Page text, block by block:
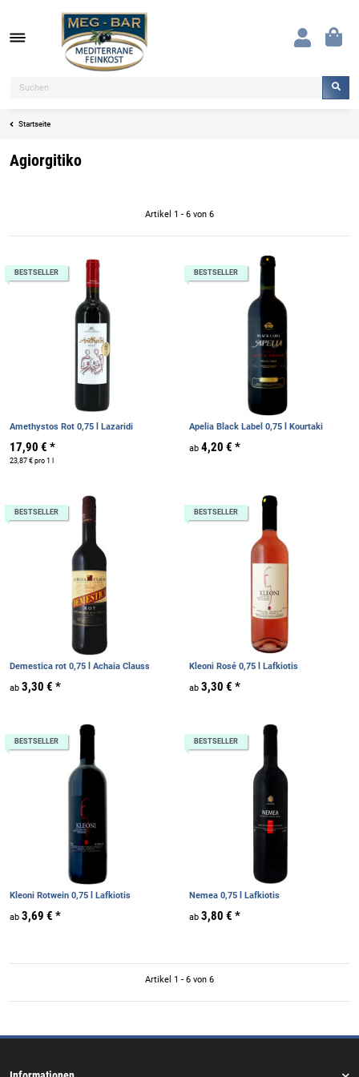
Startseite
Agiorgitiko
Artikel 1 - 6 von 6
BESTSELLER
Amethystos Rot 0,75 l Lazaridi
17,90 € *
23,87 € pro 1 l
BESTSELLER
Apelia Black Label 0,75 l Kourtaki
ab 4,20 € *
BESTSELLER
Demestica rot 0,75 l Achaia Clauss
ab 3,30 € *
BESTSELLER
Kleoni Rosé 0,75 l Lafkiotis
ab 3,30 € *
BESTSELLER
Kleoni Rotwein 0,75 l Lafkiotis
ab 3,69 € *
BESTSELLER
Nemea 0,75 l Lafkiotis
ab 3,80 € *
Artikel 1 - 6 von 6